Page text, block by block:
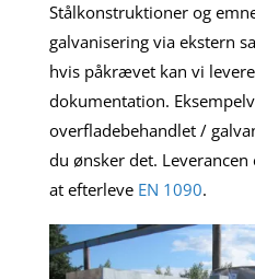
Stålkonstruktioner og
galvanisering via ekstern
hvis påkrævet kan vi
dokumentation.
overfladebehandlet /
du ønsker det.
at efterleve EN 1090.